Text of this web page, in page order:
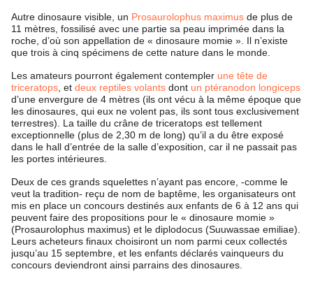
Autre dinosaure visible, un Prosaurolophus maximus de plus de
11 mètres, fossilisé avec une partie sa peau imprimée dans la
roche, d’où son appellation de « dinosaure momie ». Il n’existe
que trois à cinq spécimens de cette nature dans le monde.
Les amateurs pourront également contempler une tête de
triceratops , et deux reptiles volants dont un ptéranodon longiceps
d’une envergure de 4 mètres (ils ont vécu à la même époque que
les dinosaures, qui eux ne volent pas, ils sont tous exclusivement
terrestres). La taille du crâne de triceratops est tellement
exceptionnelle (plus de 2,30 m de long) qu’il a du être exposé
dans le hall d’entrée de la salle d’exposition, car il ne passait pas
les portes intérieures.
Deux de ces grands squelettes n’ayant pas encore, -comme le
veut la tradition- reçu de nom de baptême, les organisateurs ont
mis en place un concours destinés aux enfants de 6 à 12 ans qui
peuvent faire des propositions pour le « dinosaure momie »
(Prosaurolophus maximus) et le diplodocus (Suuwassae emiliae).
Leurs acheteurs finaux choisiront un nom parmi ceux collectés
jusqu’au 15 septembre, et les enfants déclarés vainqueurs du
concours deviendront ainsi parrains des dinosaures.